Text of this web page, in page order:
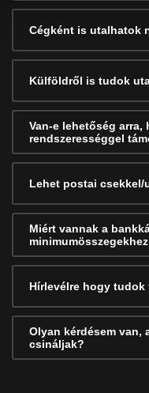
Cégként is utalhatok
Külföldről is tudok
Van-e lehetőség
rendszerességgel
Lehet postai
Miért vannak a
Hírlevélre hogy tudok
Olyan kérdésem van,
csináljak?